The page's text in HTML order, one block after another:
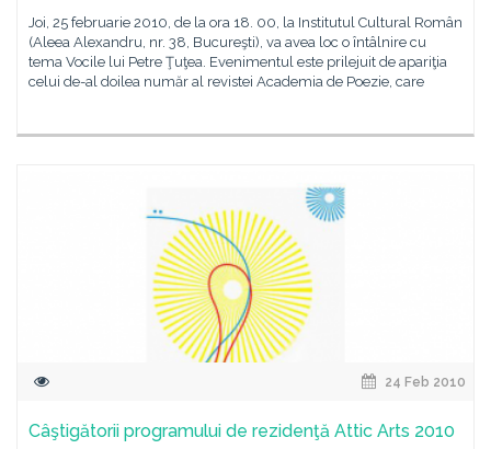
Joi, 25 februarie 2010, de la ora 18. 00, la Institutul Cultural Român
(Aleea Alexandru, nr. 38, Bucureşti), va avea loc o întâlnire cu
tema Vocile lui Petre Ţuţea. Evenimentul este prilejuit de apariţia
celui de-al doilea număr al revistei Academia de Poezie, care
24 Feb 2010
Câştigătorii programului de rezidenţă Attic Arts 2010